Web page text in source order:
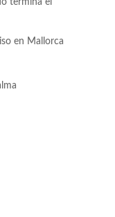
termina el
en Mallorca